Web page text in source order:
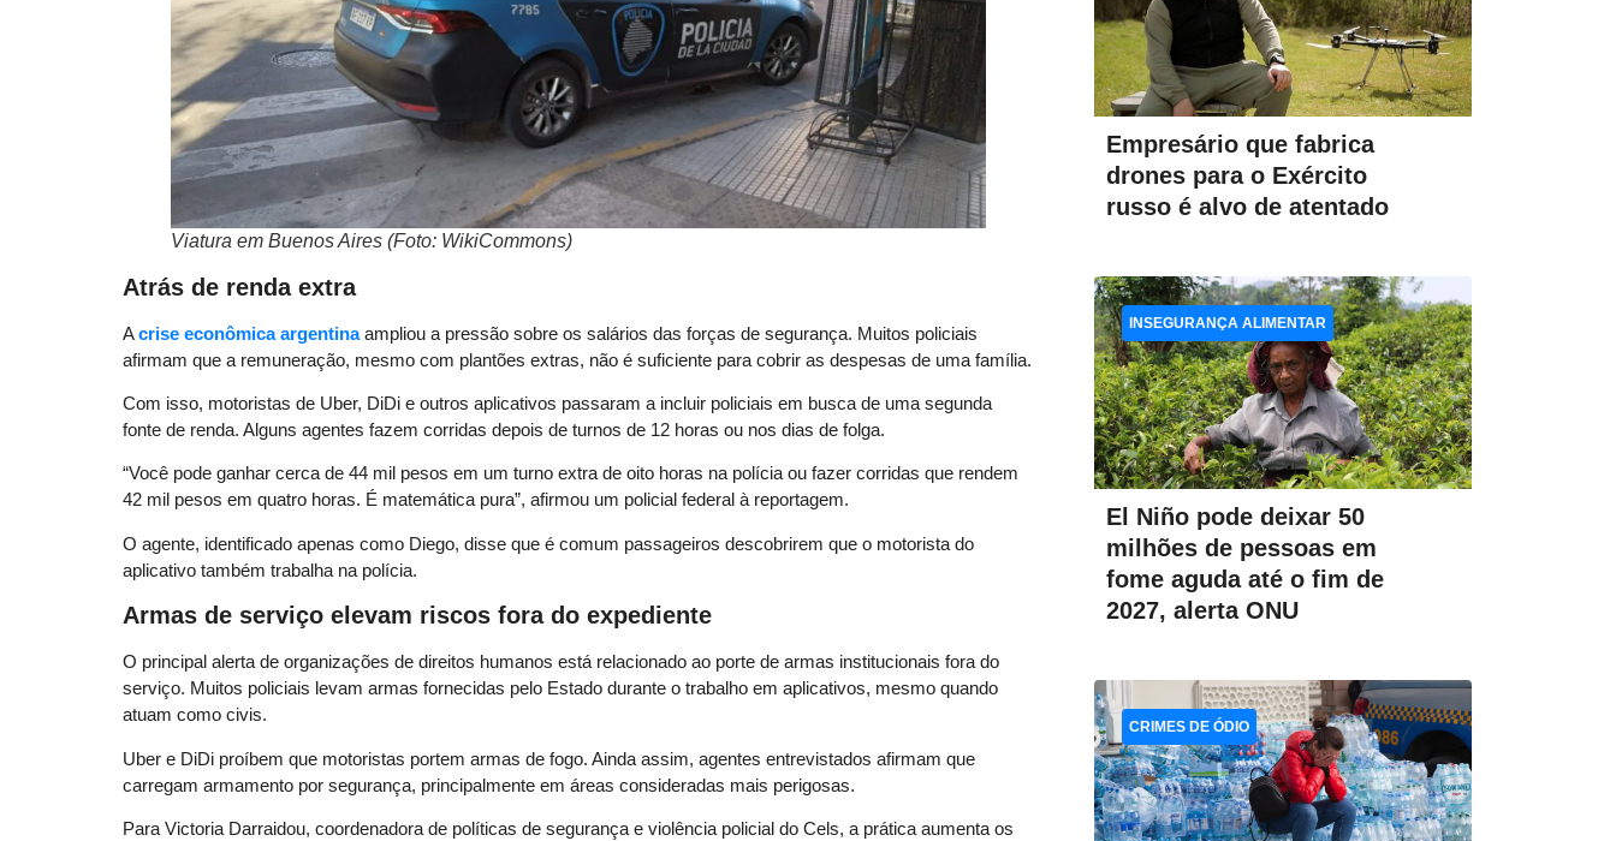
Viatura em Buenos Aires (Foto: WikiCommons)
Atrás de renda extra
Acrise econômica argentinaampliou a pressão sobre os salários das forças de segurança. Muitos policiais
afirmam que a remuneração, mesmo com plantões extras, não é suficiente para cobrir as despesas de uma família.
Com isso, motoristas de Uber, DiDi e outros aplicativos passaram a incluir policiais em busca de uma segunda
fonte de renda. Alguns agentes fazem corridas depois de turnos de 12 horas ou nos dias de folga.
“Você pode ganhar cerca de 44 mil pesos em um turno extra de oito horas na polícia ou fazer corridas que rendem
42 mil pesos em quatro horas. É matemática pura”, afirmou um policial federal à reportagem.
O agente, identificado apenas como Diego, disse que é comum passageiros descobrirem que o motorista do
aplicativo também trabalha na polícia.
Armas de serviço elevam riscos fora do expediente
O principal alerta de organizações de direitos humanos está relacionado ao porte de armas institucionais fora do
serviço. Muitos policiais levam armas fornecidas pelo Estado durante o trabalho em aplicativos, mesmo quando
atuam como civis.
Uber e DiDi proíbem que motoristas portem armas de fogo. Ainda assim, agentes entrevistados afirmam que
carregam armamento por segurança, principalmente em áreas consideradas mais perigosas.
Para Victoria Darraidou, coordenadora de políticas de segurança e violência policial do Cels, a prática aumenta os
Empresário que fabrica
drones para o Exército
russo é alvo de atentado
El Niño pode deixar 50
milhões de pessoas em
fome aguda até o fim de
2027, alerta ONU
INSEGURANÇA ALIMENTAR
CRIMES DE ÓDIO